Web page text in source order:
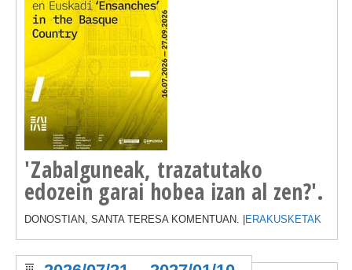
'Zabalguneak, trazatutako
edozein garai hobea izan al zen?'.
DONOSTIAN, SANTA TERESA KOMENTUAN. | ERAKUSKETAK